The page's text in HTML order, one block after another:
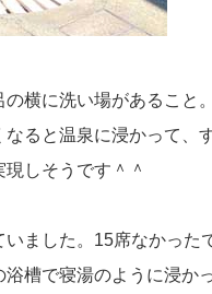
横に洗い場があること。
ると温泉に浸かって、
しそうです＾＾
ました。15席なかった
槽で寝湯のように浸か